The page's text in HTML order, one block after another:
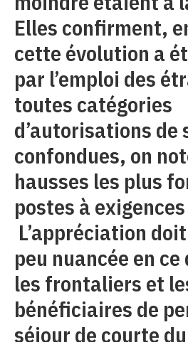
Elles confirment,
cette évolution a
par l’emploi des
toutes catégories
d’autorisations de
confondues, on
hausses les plus
postes à
L’appréciation
peu nuancée en
les frontaliers et
bénéficiaires de
séjour de courte